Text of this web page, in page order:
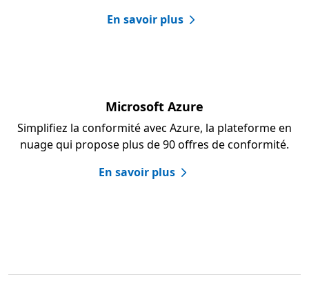
En savoir plus
Microsoft Azure
Simplifiez la conformité avec Azure, la plateforme en
nuage qui propose plus de 90 offres de conformité.
En savoir plus